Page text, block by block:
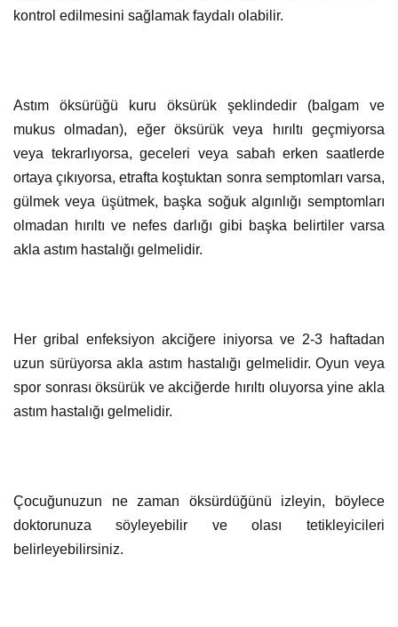
kontrol edilmesini sağlamak faydalı olabilir.
Astım öksürüğü kuru öksürük şeklindedir (balgam ve
mukus olmadan), eğer öksürük veya hırıltı geçmiyorsa
veya tekrarlıyorsa, geceleri veya sabah erken saatlerde
ortaya çıkıyorsa, etrafta koştuktan sonra semptomları varsa,
gülmek veya üşütmek, başka soğuk algınlığı semptomları
olmadan hırıltı ve nefes darlığı gibi başka belirtiler varsa
akla astım hastalığı gelmelidir.
Her gribal enfeksiyon akciğere iniyorsa ve 2-3 haftadan
uzun sürüyorsa akla astım hastalığı gelmelidir. Oyun veya
spor sonrası öksürük ve akciğerde hırıltı oluyorsa yine akla
astım hastalığı gelmelidir.
Çocuğunuzun ne zaman öksürdüğünü izleyin, böylece
doktorunuza söyleyebilir ve olası tetikleyicileri
belirleyebilirsiniz.